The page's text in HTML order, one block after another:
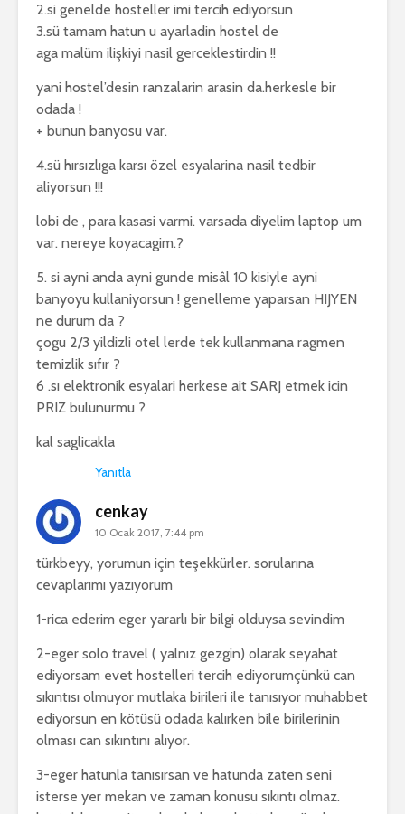
2.si genelde hosteller imi tercih ediyorsun
3.sü tamam hatun u ayarladin hostel de
aga malüm ilişkiyi nasil gerceklestirdin !!
yani hostel’desin ranzalarin arasin da.herkesle bir
odada !
+ bunun banyosu var.
4.sü hırsızlıga karsı özel esyalarina nasil tedbir
aliyorsun !!!
lobi de , para kasasi varmi. varsada diyelim laptop um
var. nereye koyacagim.?
5. si ayni anda ayni gunde misâl 10 kisiyle ayni
banyoyu kullaniyorsun ! genelleme yaparsan HIJYEN
ne durum da ?
çogu 2/3 yildizli otel lerde tek kullanmana ragmen
temizlik sıfır ?
6 .sı elektronik esyalari herkese ait SARJ etmek icin
PRIZ bulunurmu ?
kal saglicakla
Yanıtla
cenkay
10 Ocak 2017, 7:44 pm
türkbeyy, yorumun için teşekkürler. sorularına
cevaplarımı yazıyorum
1-rica ederim eger yararlı bir bilgi olduysa sevindim
2-eger solo travel ( yalnız gezgin) olarak seyahat
ediyorsam evet hostelleri tercih ediyorumçünkü can
sıkıntısı olmuyor mutlaka birileri ile tanısıyor muhabbet
ediyorsun en kötüsü odada kalırken bile birilerinin
olması can sıkıntını alıyor.
3-eger hatunla tanısırsan ve hatunda zaten seni
isterse yer mekan ve zaman konusu sıkıntı olmaz.